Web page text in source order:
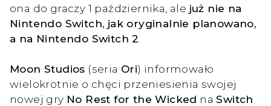
ona do graczy 1 października, ale już nie na
Nintendo Switch, jak oryginalnie planowano,
a na Nintendo Switch 2
Moon Studios (seria Ori) informowało
wielokrotnie o chęci przeniesienia swojej
nowej gry No Rest for the Wicked naSwitch